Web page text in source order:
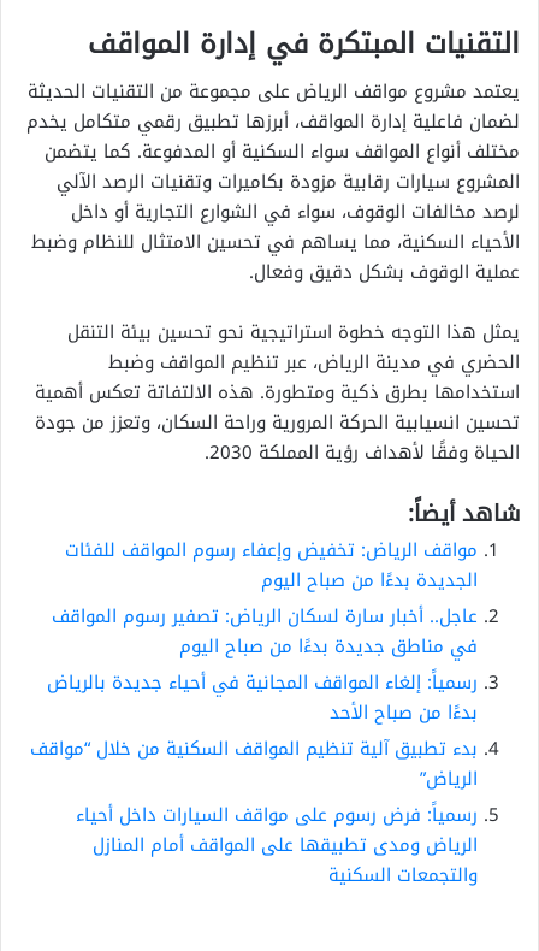
التقنيات المبتكرة في إدارة المواقف
يعتمد مشروع مواقف الرياض على مجموعة من التقنيات الحديثة
لضمان فاعلية إدارة المواقف، أبرزها تطبيق رقمي متكامل يخدم
مختلف أنواع المواقف سواء السكنية أو المدفوعة. كما يتضمن
المشروع سيارات رقابية مزودة بكاميرات وتقنيات الرصد الآلي
لرصد مخالفات الوقوف، سواء في الشوارع التجارية أو داخل
الأحياء السكنية، مما يساهم في تحسين الامتثال للنظام وضبط
عملية الوقوف بشكل دقيق وفعال.
يمثل هذا التوجه خطوة استراتيجية نحو تحسين بيئة التنقل
الحضري في مدينة الرياض، عبر تنظيم المواقف وضبط
استخدامها بطرق ذكية ومتطورة. هذه الالتفاتة تعكس أهمية
تحسين انسيابية الحركة المرورية وراحة السكان، وتعزز من جودة
الحياة وفقًا لأهداف رؤية المملكة 2030.
شاهد أيضاً:
مواقف الرياض: تخفيض وإعفاء رسوم المواقف للفئات
الجديدة بدءًا من صباح اليوم
عاجل.. أخبار سارة لسكان الرياض: تصفير رسوم المواقف
في مناطق جديدة بدءًا من صباح اليوم
رسمياً: إلغاء المواقف المجانية في أحياء جديدة بالرياض
بدءًا من صباح الأحد
بدء تطبيق آلية تنظيم المواقف السكنية من خلال “مواقف
الرياض”
رسمياً: فرض رسوم على مواقف السيارات داخل أحياء
الرياض ومدى تطبيقها على المواقف أمام المنازل
والتجمعات السكنية